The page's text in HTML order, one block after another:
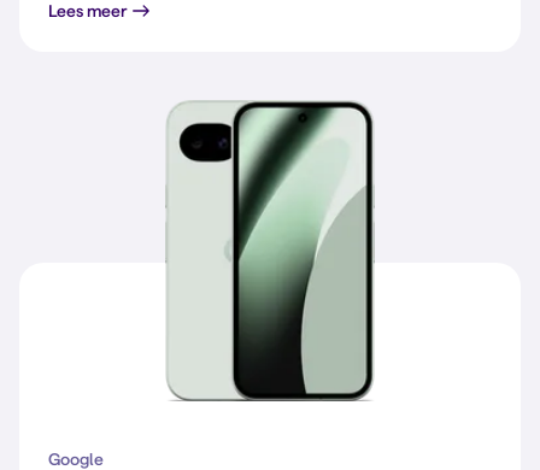
Lees meer
Google